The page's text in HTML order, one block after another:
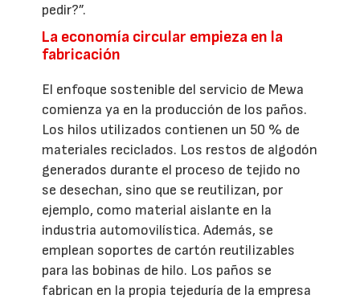
pedir?”.
La economía circular empieza en la
fabricación
El enfoque sostenible del servicio de Mewa
comienza ya en la producción de los paños.
Los hilos utilizados contienen un 50 % de
materiales reciclados. Los restos de algodón
generados durante el proceso de tejido no
se desechan, sino que se reutilizan, por
ejemplo, como material aislante en la
industria automovilística. Además, se
emplean soportes de cartón reutilizables
para las bobinas de hilo. Los paños se
fabrican en la propia tejeduría de la empresa